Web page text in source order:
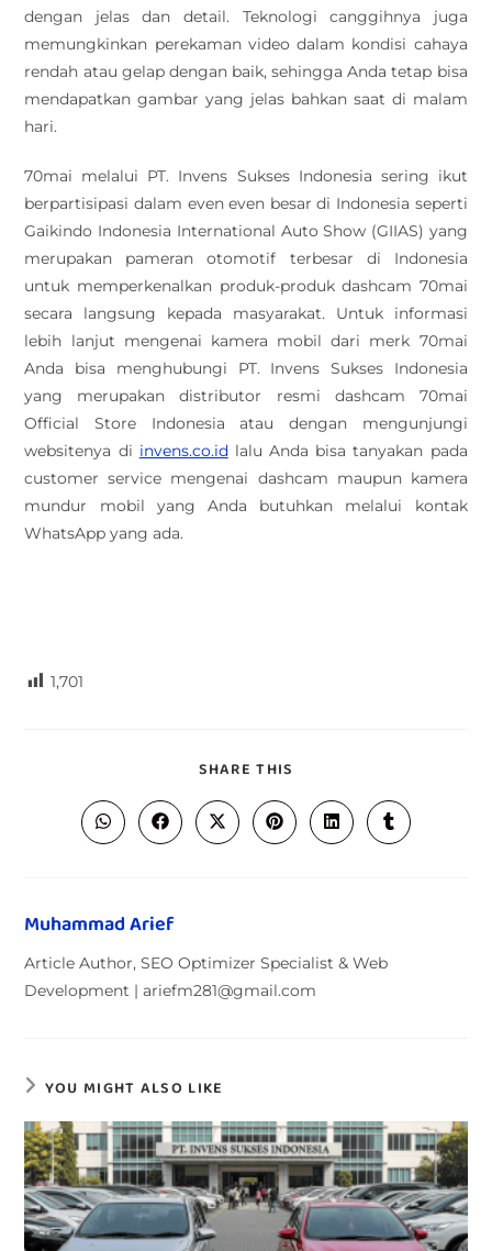
dengan jelas dan detail. Teknologi canggihnya juga
memungkinkan perekaman video dalam kondisi cahaya
rendah atau gelap dengan baik, sehingga Anda tetap bisa
mendapatkan gambar yang jelas bahkan saat di malam
hari.
70mai melalui PT. Invens Sukses Indonesia sering ikut
berpartisipasi dalam even even besar di Indonesia seperti
Gaikindo Indonesia International Auto Show (GIIAS) yang
merupakan pameran otomotif terbesar di Indonesia
untuk memperkenalkan produk-produk dashcam 70mai
secara langsung kepada masyarakat. Untuk informasi
lebih lanjut mengenai kamera mobil dari merk 70mai
Anda bisa menghubungi PT. Invens Sukses Indonesia
yang merupakan distributor resmi dashcam 70mai
Official Store Indonesia atau dengan mengunjungi
websitenya di invens.co.idlalu Anda bisa tanyakan pada
customer service mengenai dashcam maupun kamera
mundur mobil yang Anda butuhkan melalui kontak
WhatsApp yang ada.
1,701
SHARE THIS
Muhammad Arief
Article Author, SEO Optimizer Specialist & Web
Development | ariefm281@gmail.com
YOU MIGHT ALSO LIKE